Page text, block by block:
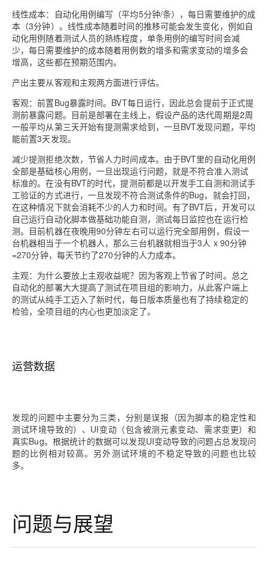
线性成本：自动化用例编写（平均5分钟/条），每日需要维护的成
本（3分钟）。线性成本随着时间的推移可能会发生变化，例如自
动化用例随着测试人员的熟练程度，单条用例的编写时间会减
少，每日需要维护的成本随着用例数的增多和需求变动的增多会
增高，这些都在预期范围内。
产出主要从客观和主观两方面进行评估。
客观：前置Bug暴露时间。BVT每日运行，因此总会提前于正式提
测前暴露问题。目前是部署在主线上，假设产品的迭代周期是2周
一般平均从第三天开始有提测需求给到，一旦BVT发现问题，平均
能前置3天发现。
减少提测拒绝次数，节省人力时间成本。由于BVT里的自动化用例
全部是基础核心用例，一旦出现运行问题，就是不符合准入测试
标准的。在没有BVT的时代，提测前都是以开发手工自测和测试手
工验证的方式进行，一旦发现不符合测试条件的Bug，就会打回，
在这种情况下就会消耗不少的人力和时间。有了BVT后，开发可以
自己运行自动化脚本做基础功能自测，测试每日监控也在运行检
测。目前机器在夜晚用90分钟左右可以运行完全部用例，假设一
台机器相当于一个机器人，那么三台机器就相当于3人 x 90分钟
=270分钟，每天节约了270分钟的人力成本。
主观：为什么要放上主观收益呢？因为客观上节省了时间。总之
自动化的部署大大提高了测试在项目组的影响力，从此客户端上
的测试从纯手工迈入了新时代，每日版本质量也有了持续稳定的
检验，全项目组的内心也更加淡定了。
运营数据
发现的问题中主要分为三类，分别是误报（因为脚本的稳定性和
测试环境导致的）、UI变动（包含被测元素变动、需求变更）和
真实Bug。根据统计的数据可以发现UI变动导致的问题占总发现问
题的比例相对较高。另外测试环境的不稳定导致的问题也比较
多。
问题与展望